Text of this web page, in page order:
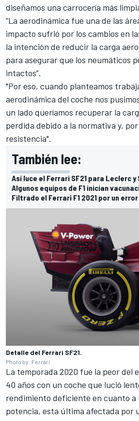
diseñamos una carrocería más
“La aerodinámica fue una de las
impacto sufrió por los cambios en
la intención de reducir la carga
para asegurar que los neumáticos
intactos”.
"Por eso, cuando planteamos
aerodinámica del coche nos
un lado queríamos recuperar la
perdida debido a la normativa y,
resistencia".
También lee:
Así luce el Ferrari SF21 para Leclerc y
Algunos equipos de F1 inician
Filtrado el Ferrari F1 2021 por un
Detalle del Ferrari SF21.
Photo by: Ferrari
La temporada 2020 fue la peor del
40 años con un coche que lució
rendimiento deficiente en cuanto a
potencia, esta última afectada por